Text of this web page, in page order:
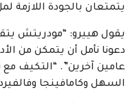
يتمتعان بالجودة اللازمة
يقول هييرو: “مودريتش
دعونا نأمل أن يتمكن من
عامين آخرين”. “التكيف مع
السهل وكامافينجا